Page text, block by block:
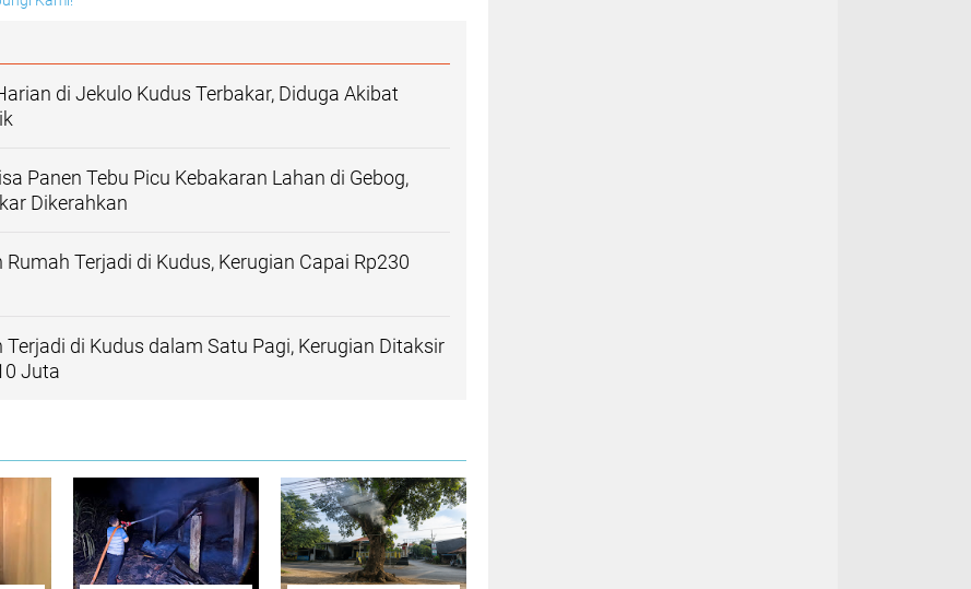
di Jekulo Kudus Terbakar, Diduga Akibat
Panen Tebu Picu Kebakaran Lahan di Gebog,
Dikerahkan
Rumah Terjadi di Kudus, Kerugian Capai Rp230
Terjadi di Kudus dalam Satu Pagi, Kerugian Ditaksir
Juta